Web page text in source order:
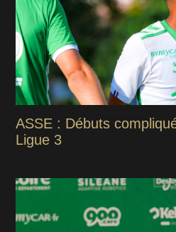
ASSE : Débuts
Ligue 3